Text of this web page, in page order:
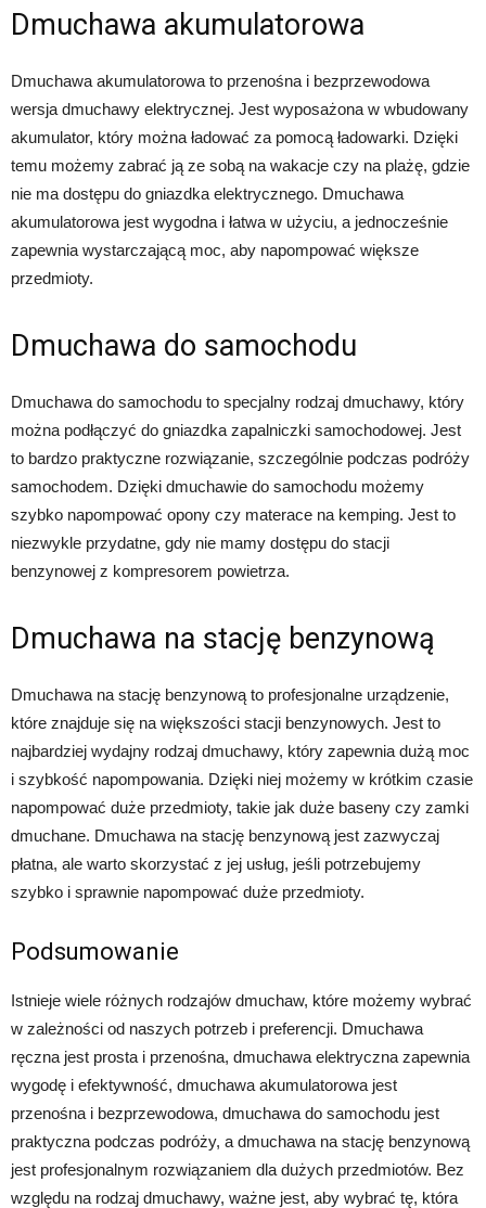
Dmuchawa akumulatorowa
Dmuchawa akumulatorowa to przenośna i bezprzewodowa
wersja dmuchawy elektrycznej. Jest wyposażona w wbudowany
akumulator, który można ładować za pomocą ładowarki. Dzięki
temu możemy zabrać ją ze sobą na wakacje czy na plażę, gdzie
nie ma dostępu do gniazdka elektrycznego. Dmuchawa
akumulatorowa jest wygodna i łatwa w użyciu, a jednocześnie
zapewnia wystarczającą moc, aby napompować większe
przedmioty.
Dmuchawa do samochodu
Dmuchawa do samochodu to specjalny rodzaj dmuchawy, który
można podłączyć do gniazdka zapalniczki samochodowej. Jest
to bardzo praktyczne rozwiązanie, szczególnie podczas podróży
samochodem. Dzięki dmuchawie do samochodu możemy
szybko napompować opony czy materace na kemping. Jest to
niezwykle przydatne, gdy nie mamy dostępu do stacji
benzynowej z kompresorem powietrza.
Dmuchawa na stację benzynową
Dmuchawa na stację benzynową to profesjonalne urządzenie,
które znajduje się na większości stacji benzynowych. Jest to
najbardziej wydajny rodzaj dmuchawy, który zapewnia dużą moc
i szybkość napompowania. Dzięki niej możemy w krótkim czasie
napompować duże przedmioty, takie jak duże baseny czy zamki
dmuchane. Dmuchawa na stację benzynową jest zazwyczaj
płatna, ale warto skorzystać z jej usług, jeśli potrzebujemy
szybko i sprawnie napompować duże przedmioty.
Podsumowanie
Istnieje wiele różnych rodzajów dmuchaw, które możemy wybrać
w zależności od naszych potrzeb i preferencji. Dmuchawa
ręczna jest prosta i przenośna, dmuchawa elektryczna zapewnia
wygodę i efektywność, dmuchawa akumulatorowa jest
przenośna i bezprzewodowa, dmuchawa do samochodu jest
praktyczna podczas podróży, a dmuchawa na stację benzynową
jest profesjonalnym rozwiązaniem dla dużych przedmiotów. Bez
względu na rodzaj dmuchawy, ważne jest, aby wybrać tę, która